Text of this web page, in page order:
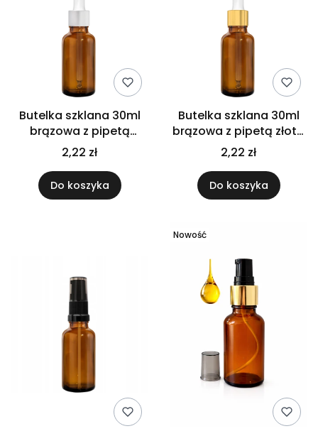
Butelka szklana 30ml
brązowa z pipetą
srebrną
2,22 zł
Do koszyka
Butelka szklana 30ml
brązowa z pipetą złotą
białą
2,22 zł
Do koszyka
Nowość